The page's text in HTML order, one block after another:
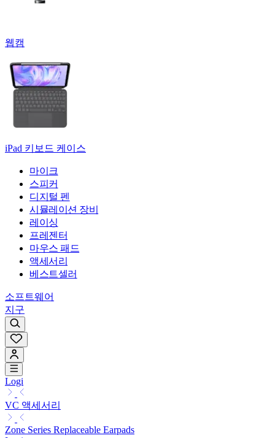
웹캠
iPad 키보드 케이스
마이크
스피커
디지털 펜
시뮬레이션 장비
레이싱
프레젠터
마우스 패드
액세서리
베스트셀러
소프트웨어
지구
Logi
VC 액세서리
Zone Series Replaceable Earpads